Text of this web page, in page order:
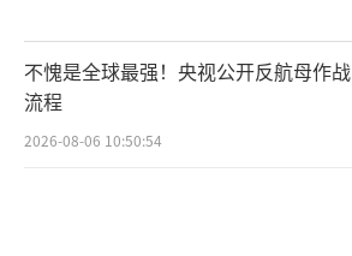
不愧是全球最强！央视公开反航母作战
流程
2026-08-06 10:50:54